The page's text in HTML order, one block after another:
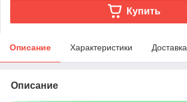
Купить
Описание Характеристики Доставка
Описание